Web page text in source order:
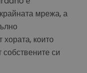
мрежа, а
които
си